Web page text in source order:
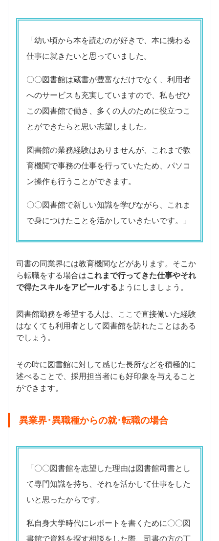
「幼い頃から本を読むのが好きで、本に携わる
仕事に就きたいと思っていました。
〇〇図書館は蔵書が豊富なだけでなく、利用者
へのサービスも充実していますので、私もぜひ
この図書館で働き、多くの人のために役立つこ
とができたらと思い志望しました。
図書館の業務経験はありませんが、これまで教
育機関で事務の仕事を行っていたため、パソコ
ン操作も行うことができます。
〇〇図書館で新しい知識を学びながら、これま
で身につけたことを活かしていきたいです。」
司書の同業界には教育機関などがあります。そこか
ら転職をする場合はこれまで行ってきた仕事やそれ
で得たスキルをアピールするようにしましょう。
図書館勤務を希望する人は、ここで直接働いた経験
はなくても利用者として図書館を訪れたことはある
でしょう。
その時に図書館に対して感じた長所などを積極的に
述べることで、採用担当者にも好印象を与えること
ができます。
異業界･異職種からの就･転職の場合
「〇〇図書館を志望した理由は図書館司書とし
て専門知識を持ち、それを活かして仕事をした
いと思ったからです。
私自身大学時代にレポートを書くために〇〇図
書館で資料を探す相談をした際、司書の方の丁